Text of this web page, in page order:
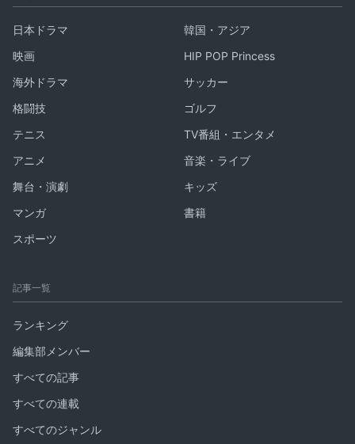
日本ドラマ
韓国・アジア
映画
HIP POP Princess
海外ドラマ
サッカー
格闘技
ゴルフ
テニス
TV番組・エンタメ
アニメ
音楽・ライブ
舞台・演劇
キッズ
マンガ
書籍
スポーツ
記事一覧
ランキング
編集部メンバー
すべての記事
すべての連載
すべてのジャンル